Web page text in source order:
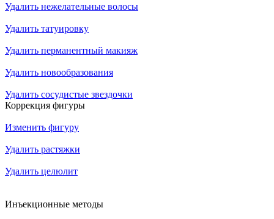
Удалить нежелательные волосы
Удалить татуировку
Удалить перманентный макияж
Удалить новообразования
Удалить сосудистые звездочки
Коррекция фигуры
Изменить фигуру
Удалить растяжки
Удалить целюлит
Инъекционные методы